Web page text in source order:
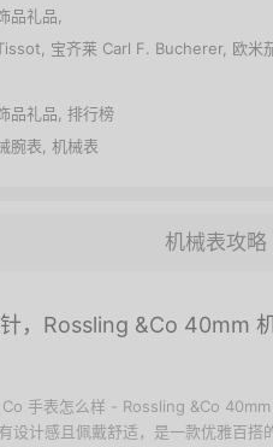
品礼品
宝齐莱 Carl F. Bucherer, 欧米
品礼品 排行榜
腕表 机械表
机械表攻略
，Rossling &Co 40mm
手表怎么样 - Rossling &Co
设计感且佩戴舒适，是一款优雅百搭